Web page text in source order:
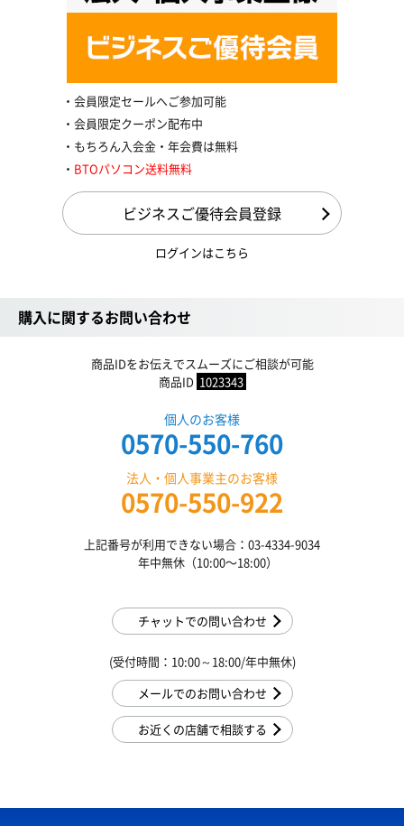
会員限定セールへご参加可能
会員限定クーポン配布中
もちろん入会金・年会費は無料
BTOパソコン送料無料
ビジネスご優待会員登録
ログインはこちら
購入に関するお問い合わせ
商品IDをお伝えでスムーズにご相談が可能
商品ID 1023343
個人のお客様
0570-550-760
法人・個人事業主のお客様
0570-550-922
上記番号が利用できない場合：03-4334-9034
年中無休（10:00〜18:00）
チャットでの問い合わせ
(受付時間：10:00～18:00/年中無休)
メールでのお問い合わせ
お近くの店舗で相談する